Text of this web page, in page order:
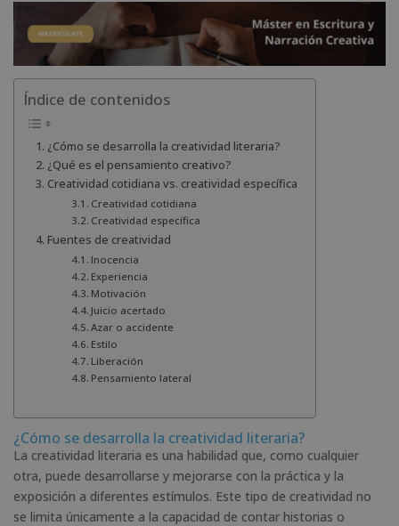
Índice de contenidos
¿Cómo se desarrolla la creatividad literaria?
¿Qué es el pensamiento creativo?
Creatividad cotidiana vs. creatividad específica
Creatividad cotidiana
Creatividad específica
Fuentes de creatividad
Inocencia
Experiencia
Motivación
Juicio acertado
Azar o accidente
Estilo
Liberación
Pensamiento lateral
¿Cómo se desarrolla la creatividad literaria?
La creatividad literaria es una habilidad que, como cualquier
otra, puede desarrollarse y mejorarse con la práctica y la
exposición a diferentes estímulos. Este tipo de creatividad no
se limita únicamente a la capacidad de contar historias o